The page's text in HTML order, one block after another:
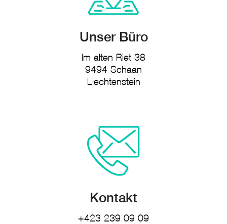
Unser Büro
Im alten Riet 38
9494 Schaan
Liechtenstein
Kontakt
+423 239 09 09